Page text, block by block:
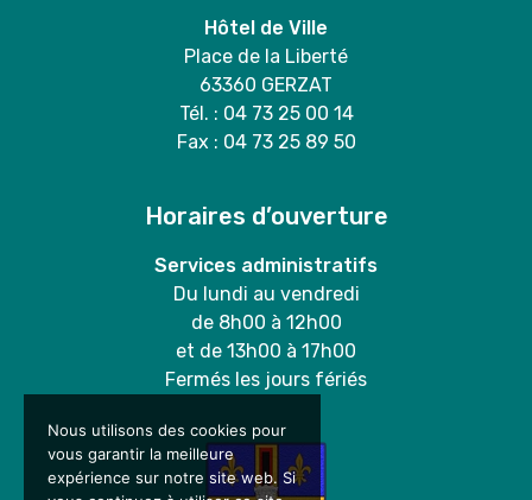
Hôtel de Ville
Place de la Liberté
63360 GERZAT
Tél. : 04 73 25 00 14
Fax : 04 73 25 89 50
Horaires d’ouverture
Services administratifs
Du lundi au vendredi
de 8h00 à 12h00
et de 13h00 à 17h00
Fermés les jours fériés
Nous utilisons des cookies pour
vous garantir la meilleure
expérience sur notre site web. Si